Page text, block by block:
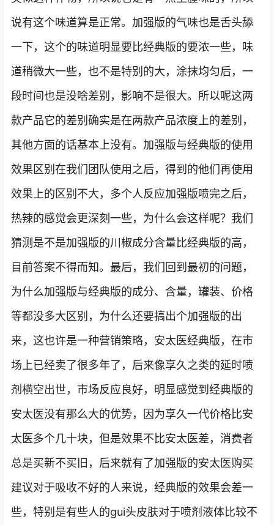
说有这个味道算是正常。加强版的气味也是舌头舔
一下，这个的味道明显要比经典版的要浓一些，味
道稍微大一些，也不是特别的大，涂抹均匀后，一
段时间也是没啥差别，影响不是很大。所以呢这两
款产品它的差别确实是在两款产品浓度上的差别，
其他方面的话基本上没有。加强版与经典版的使用
效果区别在我们团队使用之后，得到的他们再使用
效果上的区别不大，多个人反应加强版喷完之后，
热辣的感觉会更深刻一些，为什么会这样呢？我们
猜测是不是加强版的川椒成分含量比经典版的高，
目前答案不得而知。最后，我们回到最初的问题，
为什么加强版与经典版的成分、含量，罐装、价格
等都没多大区别，为什么还要搞出个加强版的出
来，这也许是一种营销策略，安太医经典版，在市
场上已经卖了很多年了，后来像享久之类的延时喷
剂横空出世，市场反应良好，明显感觉到经典版的
安太医没有那么大的优势，因为享久一代价格比安
太医多个几十块，但是效果不比安太医差，消费者
总是买新不买旧，后来就有了加强版的安太医购买
建议对于吸收不好的人来说，经典版的效果会差一
些，特别是有些人的gui头皮肤对于喷剂液体比较不